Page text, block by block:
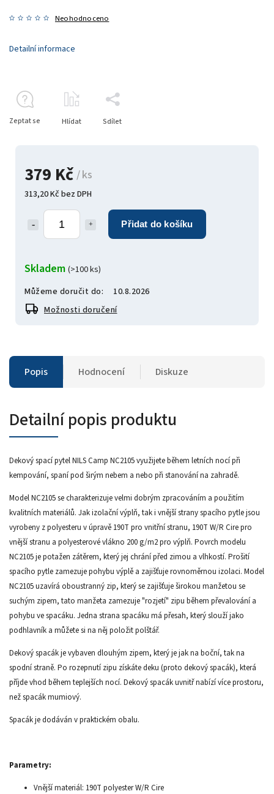
Neohodnoceno
379 Kč / ks
313,20 Kč bez DPH
Přidat do košíku
Skladem (>100 ks)
Můžeme doručit do:
10.8.2026
Možnosti doručení
Detailní informace
Zeptat se Hlídat Sdílet
Popis Hodnocení Diskuze
Detailní popis produktu
Dekový spací pytel NILS Camp NC2105 využijete během letních nocí při
kempování, spaní pod širým nebem a nebo při stanování na zahradě.
Model NC2105 se charakterizuje velmi dobrým zpracováním a použitím
kvalitních materiálů. Jak izolační výplň, tak i vnější strany spacího pytle jsou
vyrobeny z polyesteru v úpravě 190T pro vnitřní stranu, 190T W/R Cire pro
vnější stranu a polyesterové vlákno 200 g/m2 pro výplň. Povrch modelu
NC2105 je potažen zátěrem, který jej chrání před zimou a vlhkostí. Prošití
spacího pytle zamezuje pohybu výplě a zajišťuje rovnoměrnou izolaci. Model
NC2105 uzavírá oboustranný zip, který se zajišťuje širokou manžetou se
suchým zipem, tato manžeta zamezuje "rozjetí" zipu během převalování a
pohybu ve spacáku. Jedna strana spacáku má přesah, který slouží jako
podhlavník a můžete si na něj položit polštář.
Dekový spacák je vybaven dlouhým zipem, který je jak na boční, tak na
spodní straně. Po rozepnutí zipu získáte deku (proto dekový spacák), která
příjde vhod během teplejších nocí. Dekový spacák uvnitř nabízí více prostoru,
než spacák mumiový.
Spacák je dodáván v praktickém obalu.
Parametry:
Vnější materiál: 190T polyester W/R Cire